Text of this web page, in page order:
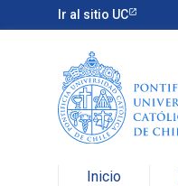
Ir al sitio UC
Inicio